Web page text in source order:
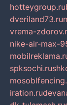
hotteygroup.ru
dveriland73.ru
vrema-
nike-air-max-
spksochi.ru
iration.ru